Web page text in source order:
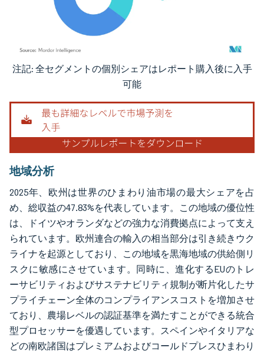
画像 © Mordor Intelligence。再利用にはCC BY 4.0の表示が必要です。
注記: 全セグメントの個別シェアはレポート購入後に入手
可能
地域分析
2025年、欧州は世界のひまわり油市場の最大シェアを占
め、総収益の47.83%を代表しています。この地域の優位性
は、ドイツやオランダなどの強力な消費拠点によって支え
られています。欧州連合の輸入の相当部分は引き続きウク
ライナを起源としており、この地域を黒海地域の供給側リ
スクに敏感にさせています。同時に、進化するEUのトレ
ーサビリティおよびサステナビリティ規制が断片化したサ
プライチェーン全体のコンプライアンスコストを増加させ
ており、農場レベルの認証基準を満たすことができる統合
型プロセッサーを優遇しています。スペインやイタリアな
どの南欧諸国はプレミアムおよびコールドプレスひまわり